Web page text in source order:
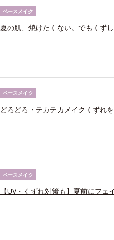
ベースメイク
夏の肌、焼けたくない。でもくず
ベースメイク
どろどろ・テカテカメイクくずれ
ベースメイク
【UV・くずれ対策も】夏前にフェ